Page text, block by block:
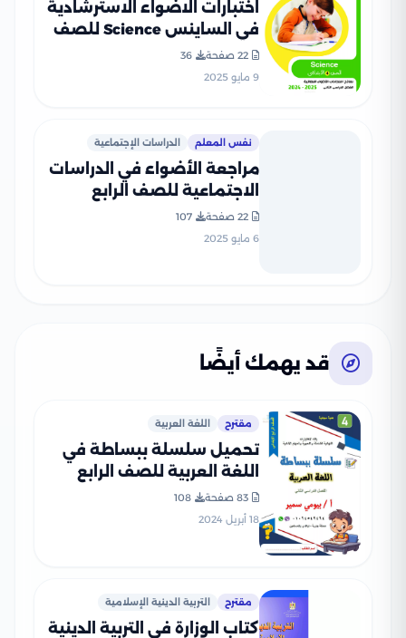
اختبارات الاضواء الاسترشادية
في الساينس Science للصف
الرابع الابتدائي الترم الثاني
2025 PDF بالاجابات
22 صفحة
36
9 مايو 2025
نفس المعلم الدراسات الإجتماعية
مراجعة الأضواء في الدراسات
الاجتماعية للصف الرابع
PDF بالاجابات
22 صفحة
107
6 مايو 2025
قد يهمك أيضًا
مقترح اللغة العربية
تحميل سلسلة ببساطة في
اللغة العربية للصف الرابع
الابتدائي الترم الثاني من إعداد
أستاذ بيومي سمير
83 صفحة
108
18 أبريل 2024
مقترح التربية الدينية الإسلامية
كتاب الوزارة في التربية الدينية